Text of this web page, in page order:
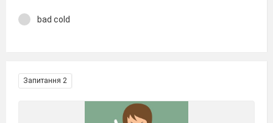
bad cold
Запитання 2